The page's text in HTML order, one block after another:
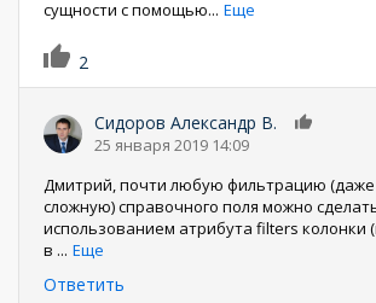
сущности с помощью... Еще
2
Сидоров Александр В.
25 января 2019 14:09
Дмитрий, почти любую фильтрацию (даже
сложную) справочного поля можно
использованием атрибута filters колонки
в ... Еще
Ответить